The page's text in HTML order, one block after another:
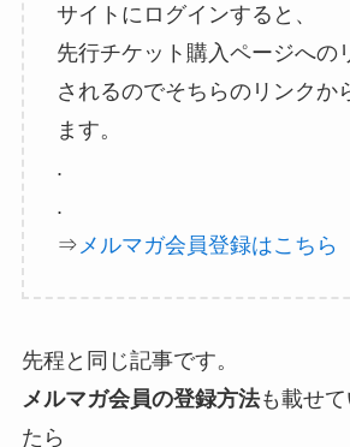
サイトにログインすると、
先行チケット購入ページへの
されるのでそちらのリンクか
ます。
.
.
⇒ メルマガ会員登録はこちら
先程と同じ記事です。
メルマガ会員の登録方法も載せ
たら